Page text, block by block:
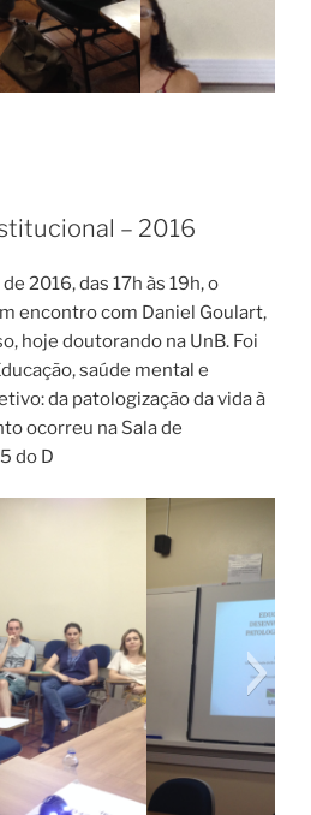
– 2016
2016, das 17h às 19h, o
encontro com Daniel Goulart,
hoje doutorando na UnB. Foi
saúde mental e
da patologização da vida à
ocorreu na Sala de
do D